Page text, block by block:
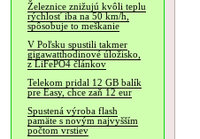
Železnice znižujú kvôli teplu
rýchlosť iba na 50 km/h,
spôsobuje to meškanie
V Poľsku spustili takmer
gigawatthodinové úložisko,
z LiFePO4 článkov
Telekom pridal 12 GB balík
pre Easy, chce zaň 12 eur
Spustená výroba flash
pamäte s novým najvyšším
počtom vrstiev